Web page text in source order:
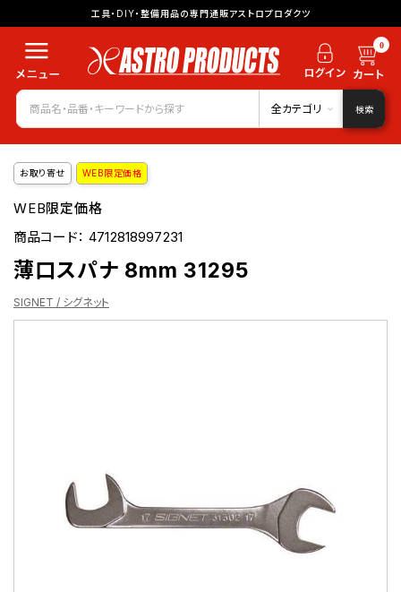
工具・DIY・整備用品の専門通販アストロプロダクツ
0
全カテゴリ 検索
お取り寄せ WEB限定価格
WEB限定価格
商品コード：4712818997231
薄口スパナ 8mm 31295
SIGNET / シグネット